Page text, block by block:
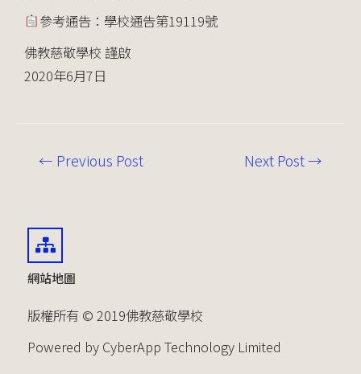
參考通告：學校通告第19119號
佛教慈敬學校 謹啟
2020年6月7日
← Previous Post Next Post→
網站地圖
版權所有 © 2019佛教慈敬學校
Powered by CyberApp Technology Limited